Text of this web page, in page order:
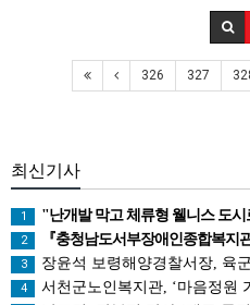
326 327
최신기사
1 "난개발 막고 체류형 웰니스 도시로"… 엄승
2 『충청남도서부장애인종합복지관, 여
3 장윤석 보령해양경찰서장, 육군 제97보병여단-7
4 서천군노인복지관, ‘마음정원